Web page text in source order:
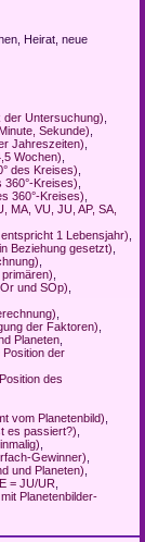
Heirat, neue
der Untersuchung)
Sekunde)
Jahreszeiten)
Wochen)
des Kreises)
360°-Kreises)
360°-Kreises)
MA, VU, JU, AP, SA,
1 Lebensjahr)
Beziehung gesetzt)
und SOp)
der Faktoren)
Planeten,
der
des
vom Planetenbild)
es passiert?)
Gewinner)
und Planeten)
= JU/UR
Planetenbilder-